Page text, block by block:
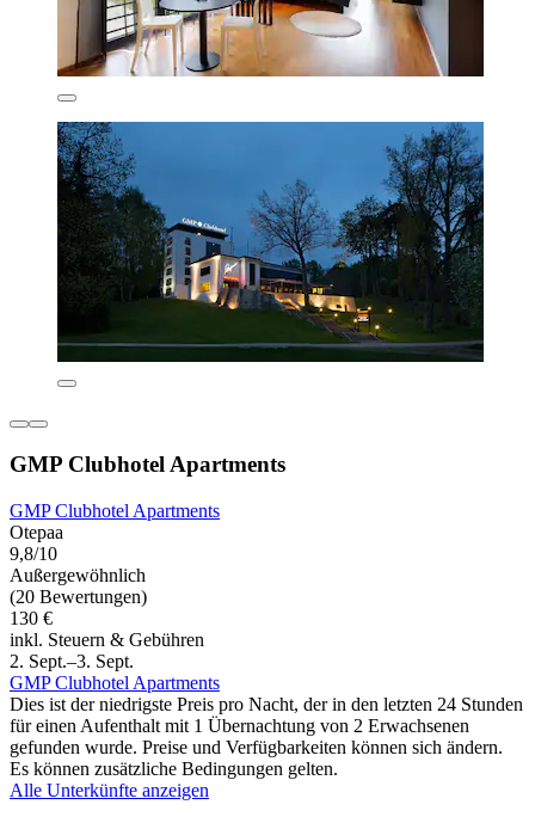
GMP Clubhotel Apartments
GMP Clubhotel Apartments
Otepaa
9,8/10
Außergewöhnlich
(20 Bewertungen)
130 €
inkl. Steuern & Gebühren
2. Sept.–3. Sept.
GMP Clubhotel Apartments
Dies ist der niedrigste Preis pro Nacht, der in den letzten 24 Stunden
für einen Aufenthalt mit 1 Übernachtung von 2 Erwachsenen
gefunden wurde. Preise und Verfügbarkeiten können sich ändern.
Es können zusätzliche Bedingungen gelten.
Alle Unterkünfte anzeigen